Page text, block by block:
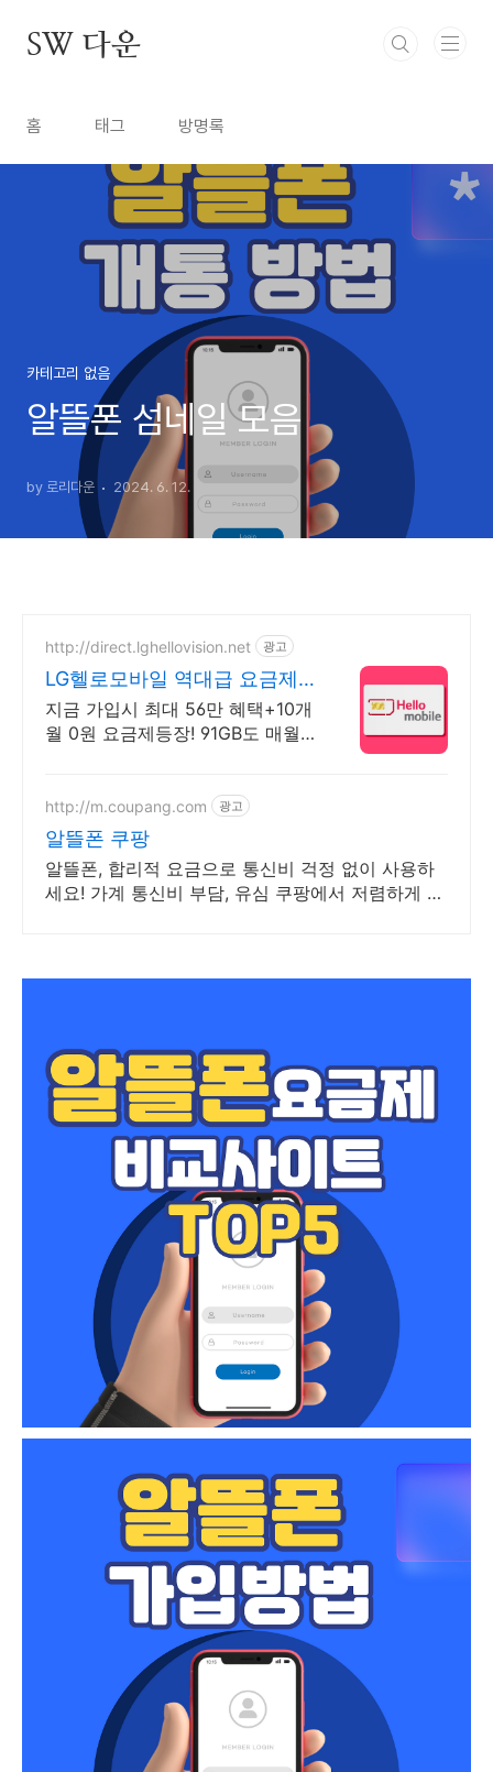
SW 다운
홈 태그 방명록
카테고리 없음
알뜰폰 섬네일 모음
by 로리다운 2024. 6. 12.
http://direct.lghellovision.net 광고
LG헬로모바일 역대급 요금제
편의점 유심, 이심 즉시개통
지금 가입시 최대 56만 혜택+10개
월 0원 요금제등장! 91GB도 매월
http://m.coupang.com 광고
알뜰폰 쿠팡
알뜰폰, 합리적 요금으로 통신비 걱정 없이 사용하
세요! 가계 통신비 부담, 유심 쿠팡에서 저렴하게 줄